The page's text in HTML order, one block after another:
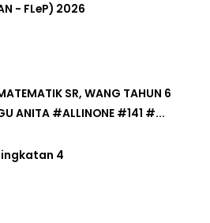
- FLeP) 2026
SR, WANG TAHUN 6
ANITA #ALLINONE #141 #...
4